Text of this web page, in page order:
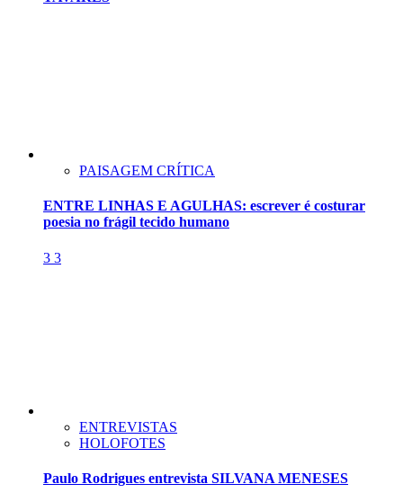
PAISAGEM CRÍTICA
ENTRE LINHAS E AGULHAS: escrever é costurar
poesia no frágil tecido humano
3 3
ENTREVISTAS
HOLOFOTES
Paulo Rodrigues entrevista SILVANA MENESES